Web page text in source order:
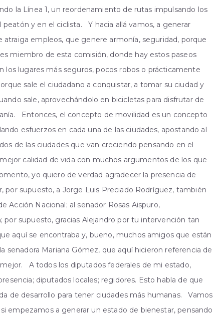
la Línea 1, un reordenamiento de rutas impulsando los
peatón y en el ciclista. Y hacia allá vamos, a generar
empleos, que genere armonía, seguridad, porque
miembro de esta comisión, donde hay estos paseos
los lugares más seguros, pocos robos o prácticamente
sale el ciudadano a conquistar, a tomar su ciudad y
sale, aprovechándolo en bicicletas para disfrutar de
Entonces, el concepto de movilidad es un concepto
esfuerzos en cada una de las ciudades, apostando al
de las ciudades que van creciendo pensando en el
calidad de vida con muchos argumentos de los que
yo quiero de verdad agradecer la presencia de
por supuesto, a Jorge Luis Preciado Rodríguez, también
Acción Nacional; al senador Rosas Aispuro,
supuesto, gracias Alejandro por tu intervención tan
aquí se encontraba y, bueno, muchos amigos que están
senadora Mariana Gómez, que aquí hicieron referencia de
A todos los diputados federales de mi estado,
diputados locales; regidores. Esto habla de que
de desarrollo para tener ciudades más humanas. Vamos
empezamos a generar un estado de bienestar, pensando